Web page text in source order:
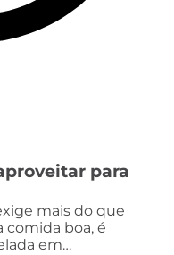
para
mais do que
comida boa, é
em…